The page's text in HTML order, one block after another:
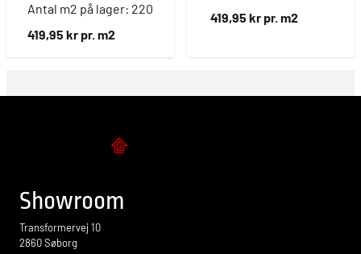
Antal m2 på lager: 220
419,95 kr pr. m2
419,95 kr pr. m2
Showroom
Transformervej 10
2860 Søborg